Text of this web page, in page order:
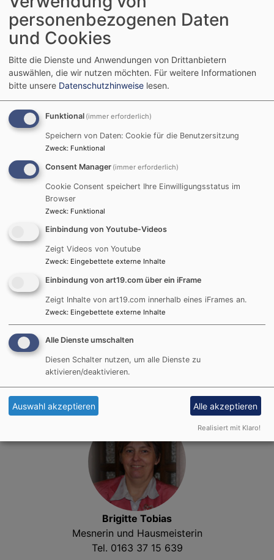
Kantorin
Janina Boas
Religionspädagogin im Vorbereitungsdienst
janinamilena.boas@elkb.de
Hausmeisterin
Brigitte Tobias
Mesnerin und Hausmeisterin
Tel. 0163 37 15 639
personenbezogenen Daten
und Cookies
Bitte die Dienste und Anwendungen von Drittanbietern
auswählen, die wir nutzen möchten. Für weitere Informationen
bitte unsere Datenschutzhinweise lesen.
Funktional (immer erforderlich)
Speichern von Daten: Cookie für die Benutzersitzung
Zweck: Funktional
Consent Manager (immer erforderlich)
Cookie Consent speichert Ihre Einwilligungsstatus im
Browser
Zweck: Funktional
Einbindung von Youtube-Videos
Zeigt Videos von Youtube
Zweck: Eingebettete externe Inhalte
Einbindung von art19.com über ein iFrame
Zeigt Inhalte von art19.com innerhalb eines iFrames an.
Zweck: Eingebettete externe Inhalte
Alle Dienste umschalten
Diesen Schalter nutzen, um alle Dienste zu
aktivieren/deaktivieren.
Auswahl akzeptieren Alle akzeptieren
Realisiert mit Klaro!